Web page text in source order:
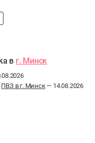
в г. Минск
ПВЗ в г. Минск— 14.08.2026